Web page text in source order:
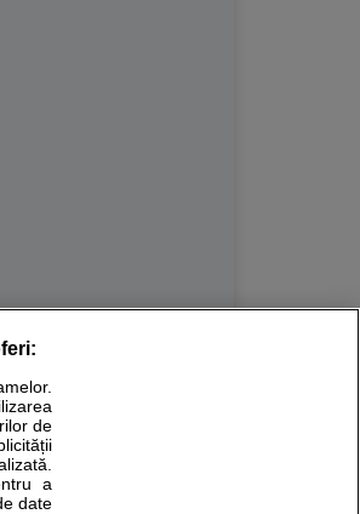
medical direct si
unul dintre medicii pe care
de
a
date